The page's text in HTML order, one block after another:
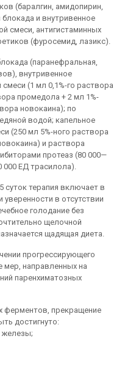
(баралгин, амидопирин,
блокада и внутривенное
смеси, антигистаминных
(фуросемид, лазикс).
(паранефральная,
внутривенное
(1 мл 0,1%-го раствора
промедола + 2 мл 1%-
новокаина); по
водой; капельное
(250 мл 5%-ного раствора
и раствора
протеаз (80 000—
000 ЕД трасилола).
терапия включает в
в отсутствии
голодание без
щелочной
щадящая диета.
прогрессирующего
мер, направленных на
паренхиматозных
ферментов, прекращение
достигнуто:
железы;